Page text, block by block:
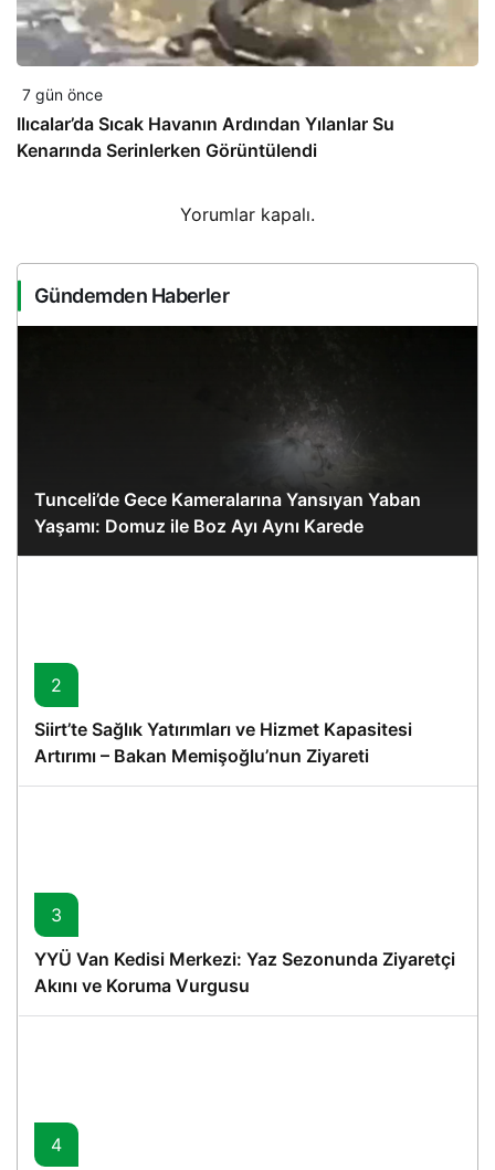
7 gün önce
Ilıcalar’da Sıcak Havanın Ardından Yılanlar Su
Kenarında Serinlerken Görüntülendi
Yorumlar kapalı.
Gündemden Haberler
Tunceli’de Gece Kameralarına Yansıyan Yaban
Yaşamı: Domuz ile Boz Ayı Aynı Karede
2
Siirt’te Sağlık Yatırımları ve Hizmet Kapasitesi
Artırımı – Bakan Memişoğlu’nun Ziyareti
3
YYÜ Van Kedisi Merkezi: Yaz Sezonunda Ziyaretçi
Akını ve Koruma Vurgusu
4